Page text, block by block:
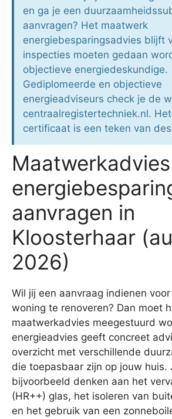
en ga je een
aanvragen? Het maatwerk
energiebesparingsadvies blijft
inspecties moeten gedaan
objectieve energiedeskundige.
Gediplomeerde en objectieve
energieadviseurs check je de
centraalregistertechniek.nl.
certificaat is een teken van
Maatwerkadvies
aanvragen in
Kloosterhaar
2026)
Wil jij een aanvraag indienen
woning te renoveren? Dan moet
maatwerkadvies meegestuurd
energieadvies geeft concreet
overzicht met verschillende
die toepasbaar zijn op jouw huis.
bijvoorbeeld denken aan het
(HR++) glas, het isoleren van
en het gebruik van een